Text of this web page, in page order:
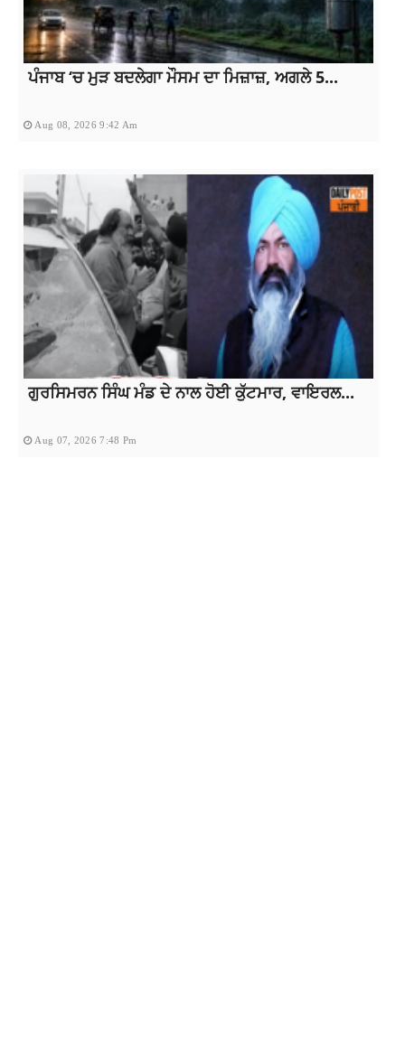
ਪੰਜਾਬ ‘ਚ ਮੁੜ ਬਦਲੇਗਾ ਮੌਸਮ ਦਾ ਮਿਜ਼ਾਜ਼, ਅਗਲੇ 5...
Aug 08, 2026 9:42 Am
ਗੁਰਸਿਮਰਨ ਸਿੰਘ ਮੰਡ ਦੇ ਨਾਲ ਹੋਈ ਕੁੱਟਮਾਰ, ਵਾਇਰਲ...
Aug 07, 2026 7:48 Pm